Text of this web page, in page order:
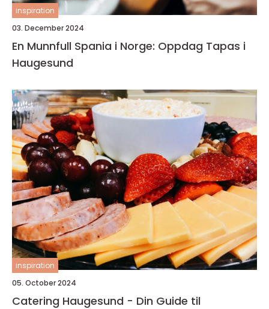
inspiration
03. December 2024
En Munnfull Spania i Norge: Oppdag Tapas i
Haugesund
inspiration
05. October 2024
Catering Haugesund - Din Guide til